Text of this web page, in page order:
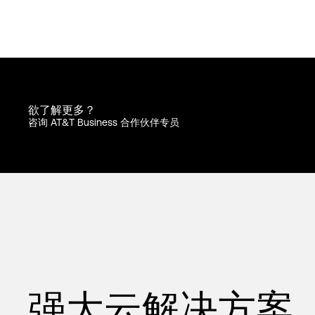
欲了解更多？
咨询 AT&T Business 合作伙伴专员